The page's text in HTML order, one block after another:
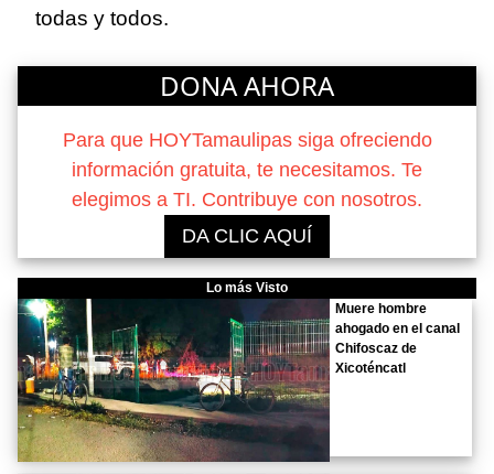
todas y todos.
DONA AHORA
Para que HOYTamaulipas siga ofreciendo
información gratuita, te necesitamos. Te
elegimos a TI. Contribuye con nosotros.
DA CLIC AQUÍ
Lo más Visto
Muere hombre
ahogado en el canal
Chifoscaz de
Xicoténcatl